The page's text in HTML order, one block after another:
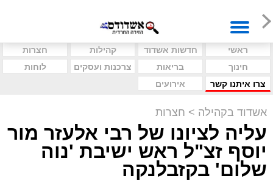
ראשי חדשות אשדוד קהילות
חצרות
חינוך
בריאות צרכנות ועסקים
לוחות
צרו איתנו קשר
אירועים
אשדוד בקהילה > חצרות
עליה לציונו של רבי אלעזר מור
יוסף זצ"ל ראש ישיבת 'נוה
שלום' בקזבלנקה